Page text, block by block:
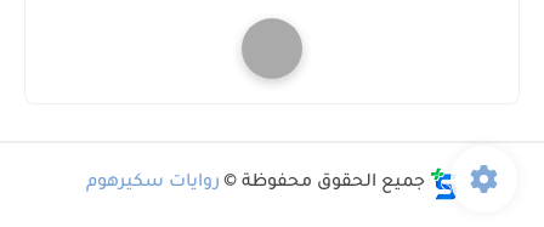
جميع الحقوق محفوظة © روايات سكيرهوم